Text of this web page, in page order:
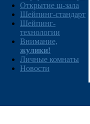
Открытие ш-зала
Шейпинг-стандарт
Шейпинг-
технологии
Внимание,
жулики!
Личные комнаты
Новости